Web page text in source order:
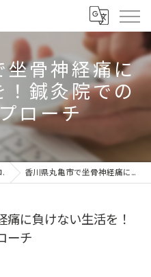
骨神経痛に
鍼灸院での
ローチ
香川県丸亀市で坐骨神経痛に負けない生活を！鍼灸院での新しいアプローチ
に負けない生活を！
ーチ